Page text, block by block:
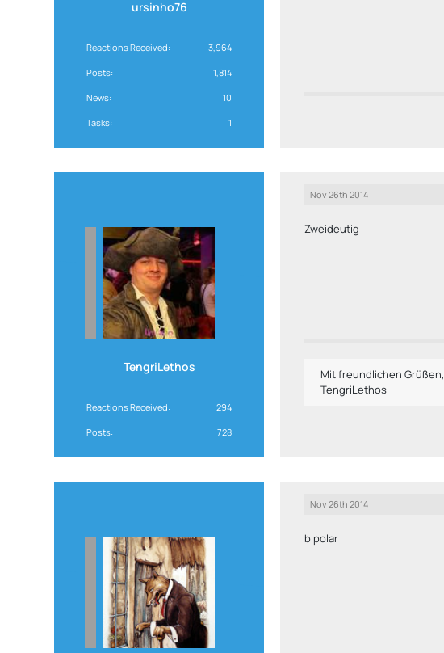
ursinho76
Reactions Received 3,964
Posts 1,814
News 10
Tasks 1
TengriLethos
Reactions Received 294
Posts 728
Nov 26th 2014
Zweideutig
Mit freundlichen Grüßen,
TengriLethos
Nov 26th 2014
bipolar